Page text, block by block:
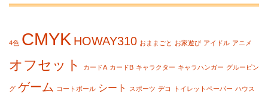
4色 CMYK HOWAY310 おままごと お家遊び アイドル アニメ
オフセット カードA カードB キャラクター キャラハンガー グルーピン
グ ゲーム コートボール シート スポーツ デコ トイレットペーパー ハウス